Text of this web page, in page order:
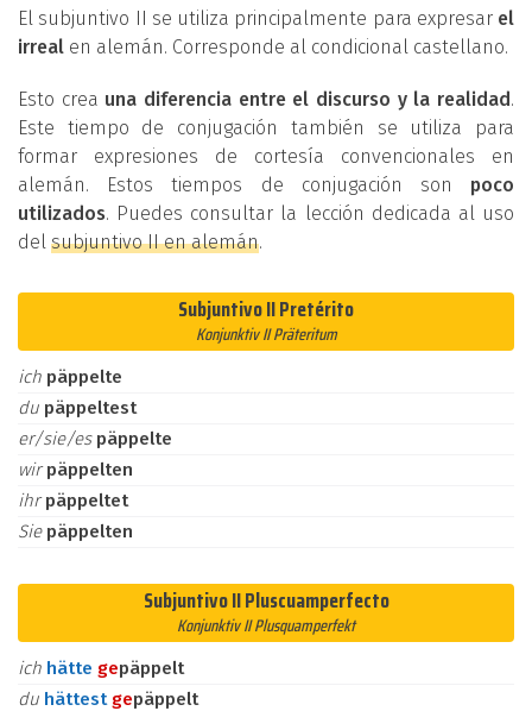
El subjuntivo II se utiliza principalmente para expresar el
irreal en alemán. Corresponde al condicional castellano.
Esto crea una diferencia entre el discurso y la realidad.
Este tiempo de conjugación también se utiliza para
formar expresiones de cortesía convencionales en
alemán. Estos tiempos de conjugación son poco
utilizados. Puedes consultar la lección dedicada al uso
del subjuntivo II en alemán.
Subjuntivo II Pretérito
Konjunktiv II Präteritum
ich päppelte
du päppeltest
er/sie/es päppelte
wirpäppelten
ihrpäppeltet
Sie päppelten
Subjuntivo II Pluscuamperfecto
Konjunktiv II Plusquamperfekt
ich hätte gepäppelt
du hättest gepäppelt